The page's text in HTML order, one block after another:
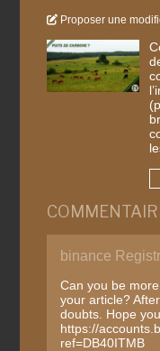
Proposer une
binance
Can you be
your article?
doubts. Hope
https://
ref=DB40ITMB